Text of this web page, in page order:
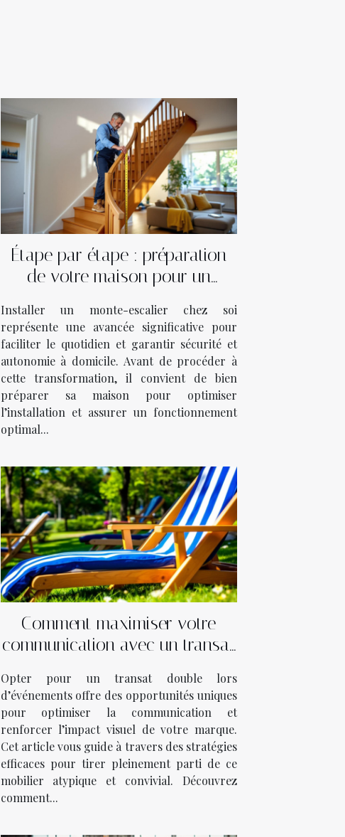
Étape par étape : préparation
de votre maison pour un
Installer un monte-escalier chez soi
représente une avancée significative pour
faciliter le quotidien et garantir sécurité et
autonomie à domicile. Avant de procéder à
cette transformation, il convient de bien
préparer sa maison pour optimiser
l’installation et assurer un fonctionnement
optimal...
Comment maximiser votre
communication avec un transat
Opter pour un transat double lors
d’événements offre des opportunités uniques
pour optimiser la communication et
renforcer l’impact visuel de votre marque.
Cet article vous guide à travers des stratégies
efficaces pour tirer pleinement parti de ce
mobilier atypique et convivial. Découvrez
comment...